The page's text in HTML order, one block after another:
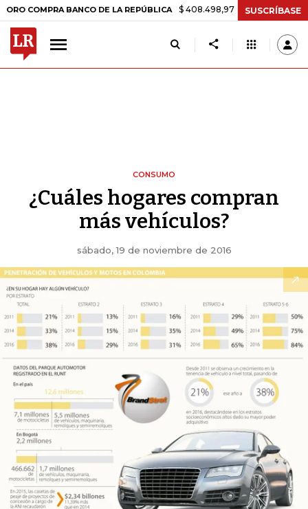
BANCO DE LA REPÚBLICA $ 408.498,97 +$ 8.753,81 +2,19%
SUSCRÍBASE
CONSUMO
¿Cuáles hogares compran
más vehículos?
sábado, 19 de noviembre de 2016